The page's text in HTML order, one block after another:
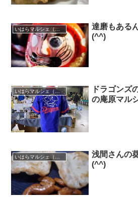
いはらマルシェ（庵原マルシェ）
達磨もある
(^^)
いはらマルシェ（庵原マルシェ）
ドラゴンズ
の庵原マル
浅間さんの
(^^)